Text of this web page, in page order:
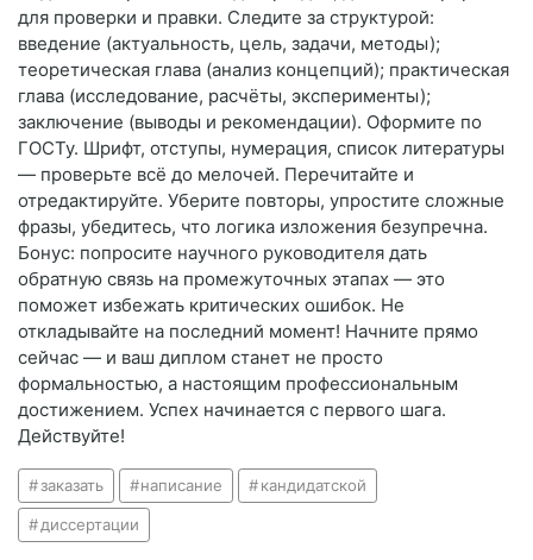
для проверки и правки. Следите за структурой:
введение (актуальность, цель, задачи, методы);
теоретическая глава (анализ концепций); практическая
глава (исследование, расчёты, эксперименты);
заключение (выводы и рекомендации). Оформите по
ГОСТу. Шрифт, отступы, нумерация, список литературы
— проверьте всё до мелочей. Перечитайте и
отредактируйте. Уберите повторы, упростите сложные
фразы, убедитесь, что логика изложения безупречна.
Бонус: попросите научного руководителя дать
обратную связь на промежуточных этапах — это
поможет избежать критических ошибок. Не
откладывайте на последний момент! Начните прямо
сейчас — и ваш диплом станет не просто
формальностью, а настоящим профессиональным
достижением. Успех начинается с первого шага.
Действуйте!
заказать написание кандидатской
диссертации